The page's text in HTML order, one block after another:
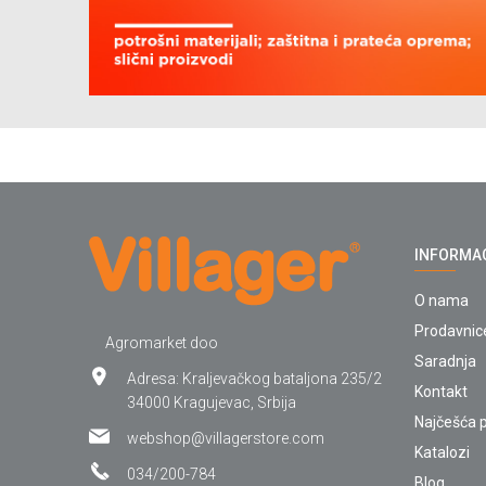
Agromarket doo
Adresa: Kraljevačkog bataljona 235/2
34000 Kragujevac, Srbija
webshop@villagerstore.com
034/200-784
O nama
Saradnja
Kontakt
Najčešća
Katalozi